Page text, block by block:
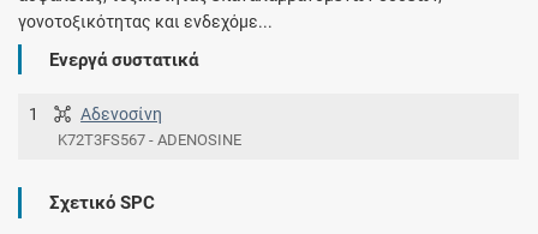
γονοτοξικότητας και ενδεχόμε...
Ενεργά συστατικά
1 Αδενοσίνη
K72T3FS567 - ADENOSINE
Σχετικό SPC